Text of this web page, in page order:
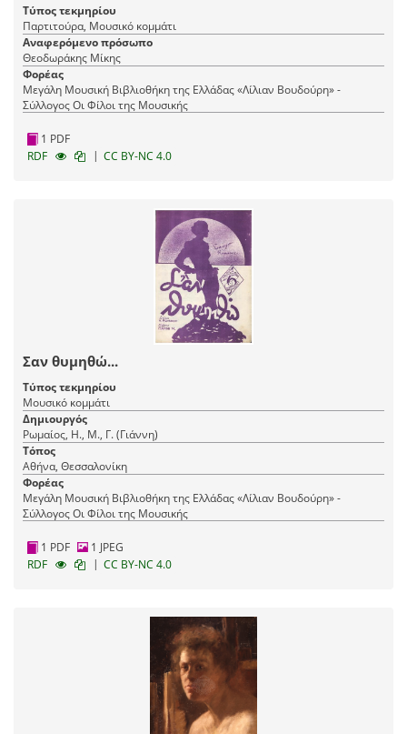
Τύπος τεκμηρίου
Παρτιτούρα, Μουσικό κομμάτι
Αναφερόμενο πρόσωπο
Θεοδωράκης Μίκης
Φορέας
Μεγάλη Μουσική Βιβλιοθήκη της Ελλάδας «Λίλιαν Βουδούρη» -
Σύλλογος Οι Φίλοι της Μουσικής
1 PDF
RDF
| CC BY-NC 4.0
Σαν θυμηθώ...
Τύπος τεκμηρίου
Μουσικό κομμάτι
Δημιουργός
Ρωμαίος, Η., Μ., Γ. (Γιάννη)
Τόπος
Αθήνα, Θεσσαλονίκη
Φορέας
Μεγάλη Μουσική Βιβλιοθήκη της Ελλάδας «Λίλιαν Βουδούρη» -
Σύλλογος Οι Φίλοι της Μουσικής
1 PDF
1 JPEG
RDF
| CC BY-NC 4.0